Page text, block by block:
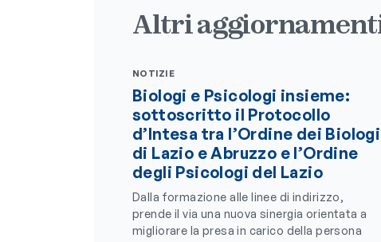
Altri
NOTIZIE
Biologi e Psicologi insieme:
sottoscritto il Protocollo
d’Intesa tra l’Ordine dei Biologi
di Lazio e Abruzzo e l’Ordine
degli Psicologi del Lazio
Dalla formazione alle linee di indirizzo,
prende il via una nuova sinergia orientata a
migliorare la presa in carico della persona